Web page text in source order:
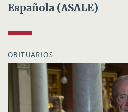
Española (ASALE)
OBITUARIOS